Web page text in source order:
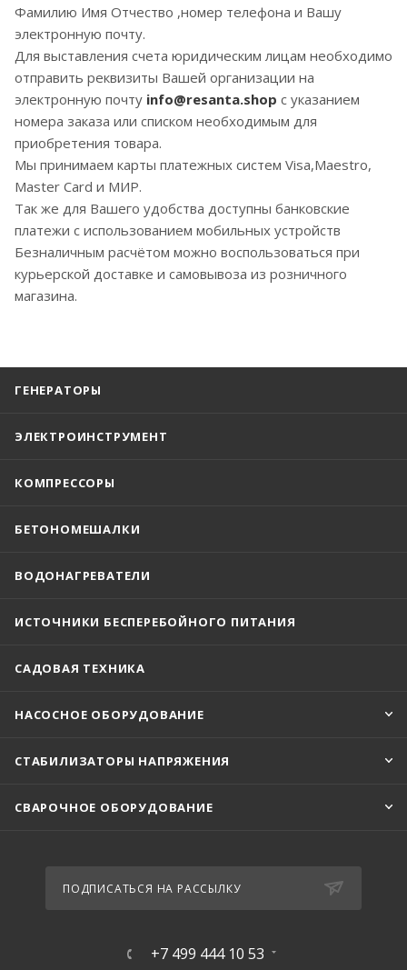
Фамилию Имя Отчество ,номер телефона и Вашу
электронную почту.
Для выставления счета юридическим лицам необходимо
отправить реквизиты Вашей организации на
электронную почту info@resanta.shop с указанием
номера заказа или списком необходимым для
приобретения товара.
Мы принимаем карты платежных систем Visa,Maestro,
Master Card и МИР.
Так же для Вашего удобства доступны банковские
платежи с использованием мобильных устройств
Безналичным расчётом можно воспользоваться при
курьерской доставке и самовывоза из розничного
магазина.
ГЕНЕРАТОРЫ
ЭЛЕКТРОИНСТРУМЕНТ
КОМПРЕССОРЫ
БЕТОНОМЕШАЛКИ
ВОДОНАГРЕВАТЕЛИ
ИСТОЧНИКИ БЕСПЕРЕБОЙНОГО ПИТАНИЯ
САДОВАЯ ТЕХНИКА
НАСОСНОЕ ОБОРУДОВАНИЕ
СТАБИЛИЗАТОРЫ НАПРЯЖЕНИЯ
СВАРОЧНОЕ ОБОРУДОВАНИЕ
ПОДПИСАТЬСЯ НА РАССЫЛКУ
+7 499 444 10 53